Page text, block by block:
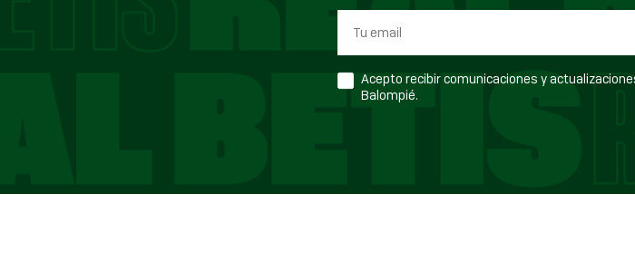
Acepto recibir comunicaciones y actualizaciones por
Balompié.